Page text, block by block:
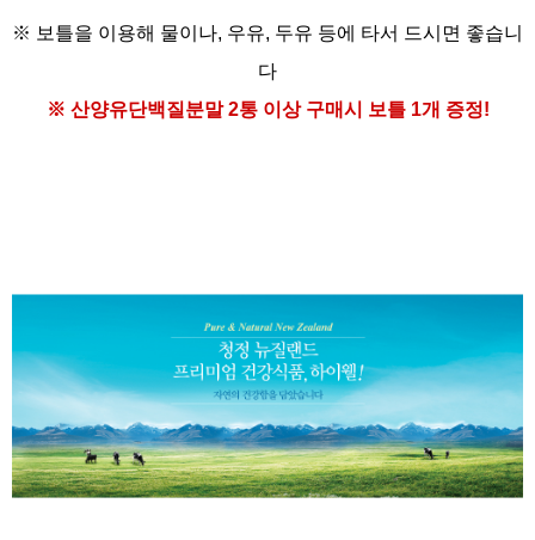
※ 보틀을 이용해 물이나, 우유, 두유 등에 타서 드시면 좋습니
다
※ 산양유단백질분말2통 이상 구매시 보틀 1개 증정!